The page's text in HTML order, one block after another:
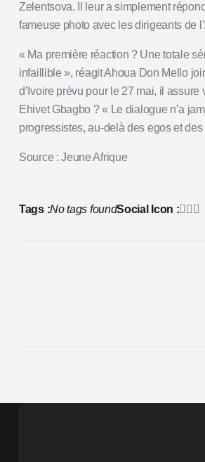
Zelentsova. Il leur a simplement
fameuse photo avec les dirigeants de
« Ma première réaction ? Une totale
infaillible », réagit Ahoua Don Mello
d’Ivoire prévu pour le 27 mai, il
Ehivet Gbagbo ?« Le dialogue n’a
progressistes, au‑delà des egos et
Source : Jeune Afrique
Tags :No tags foundSocial Icon :